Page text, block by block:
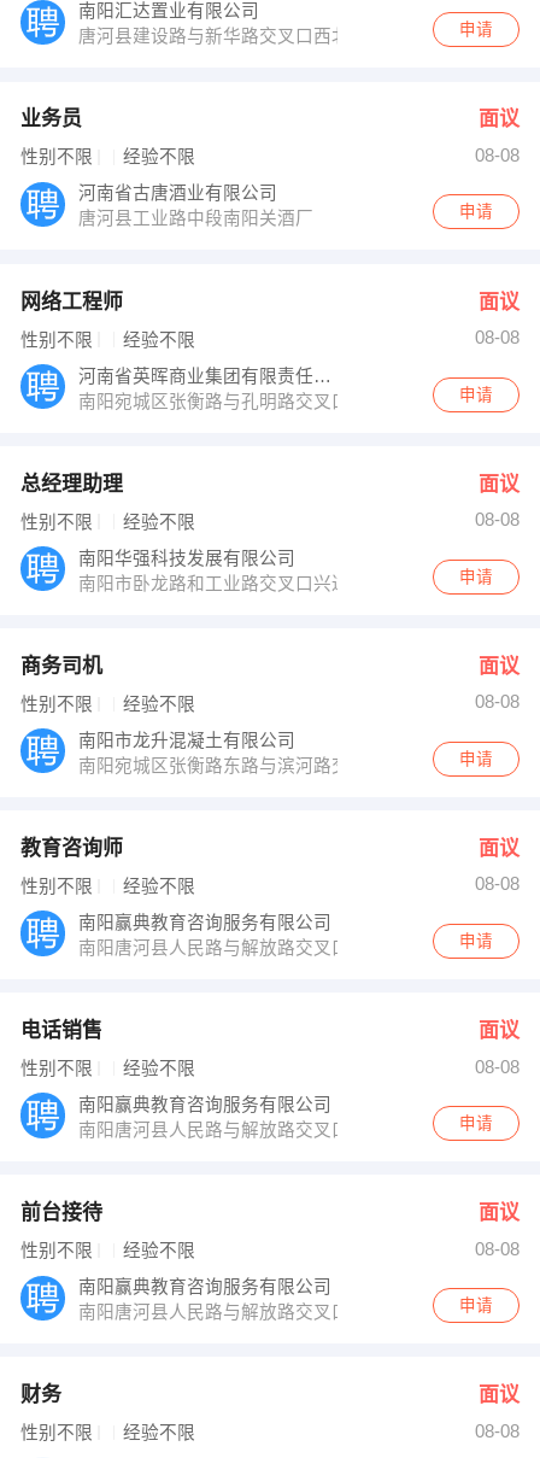
南阳汇达置业有限公司
唐河县建设路与新华路交叉口西北角
申请
业务员 面议
性别不限 经验不限
08-08
河南省古唐酒业有限公司
唐河县工业路中段南阳关酒厂
申请
网络工程师 面议
性别不限 经验不限
08-08
河南省英晖商业集团有限责任公司
南阳宛城区张衡路与孔明路交叉口东北角英晖商业大厦五
申请
总经理助理 面议
性别不限 经验不限
08-08
南阳华强科技发展有限公司
南阳市卧龙路和工业路交叉口兴达商务
申请
商务司机 面议
性别不限 经验不限
08-08
南阳市龙升混凝土有限公司
南阳宛城区张衡路东路与滨河路交叉口紫苑小区申请
教育咨询师 面议
性别不限 经验不限
08-08
南阳赢典教育咨询服务有限公司
南阳唐河县人民路与解放路交叉口老邮局对面
申请
电话销售 面议
性别不限 经验不限
08-08
南阳赢典教育咨询服务有限公司
南阳唐河县人民路与解放路交叉口老邮局对面
申请
前台接待 面议
性别不限 经验不限
08-08
南阳赢典教育咨询服务有限公司
南阳唐河县人民路与解放路交叉口老邮局对面
申请
财务 面议
性别不限 经验不限
08-08